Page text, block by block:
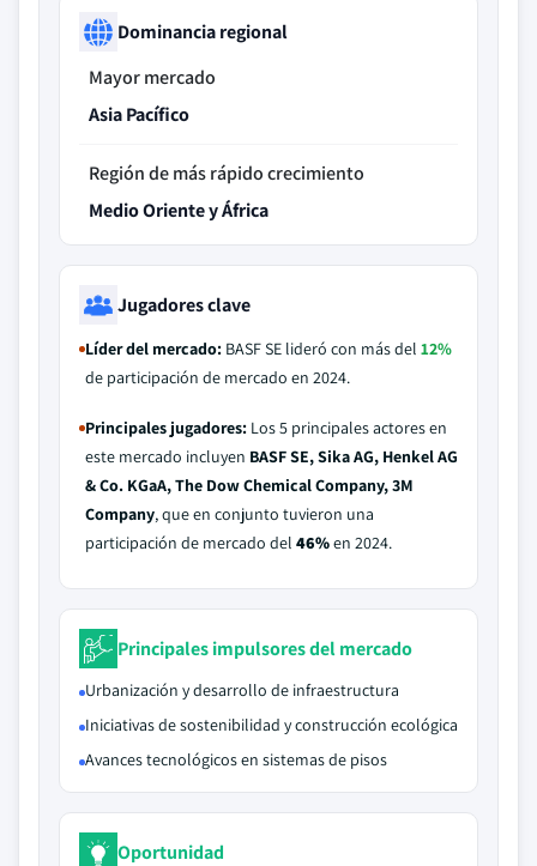
Dominancia regional
Mayor mercado
Asia Pacífico
Región de más rápido crecimiento
Medio Oriente y África
Jugadores clave
Líder del mercado: BASF SE lideró con más del 12%
de participación de mercado en 2024.
Principales jugadores: Los 5 principales actores en
este mercado incluyen BASF SE, Sika AG, Henkel AG
& Co. KGaA, The Dow Chemical Company, 3M
Company, que en conjunto tuvieron una
participación de mercado del 46%en 2024.
Principales impulsores del mercado
Urbanización y desarrollo de infraestructura
Iniciativas de sostenibilidad y construcción ecológica
Avances tecnológicos en sistemas de pisos
Oportunidad